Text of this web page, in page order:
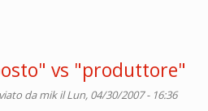
vs "produttore"
damikil Lun, 04/30/2007 - 16:36